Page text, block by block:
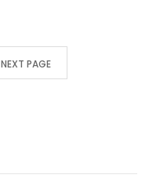
NEXT PAGE